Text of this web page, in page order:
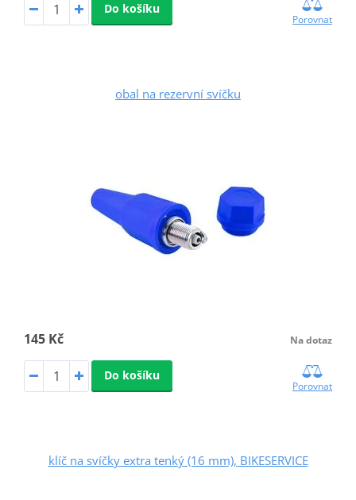
Do košíku
Porovnat
obal na rezervní svíčku
145 Kč Na dotaz
Do košíku
Porovnat
klíč na svíčky extra tenký (16 mm), BIKESERVICE